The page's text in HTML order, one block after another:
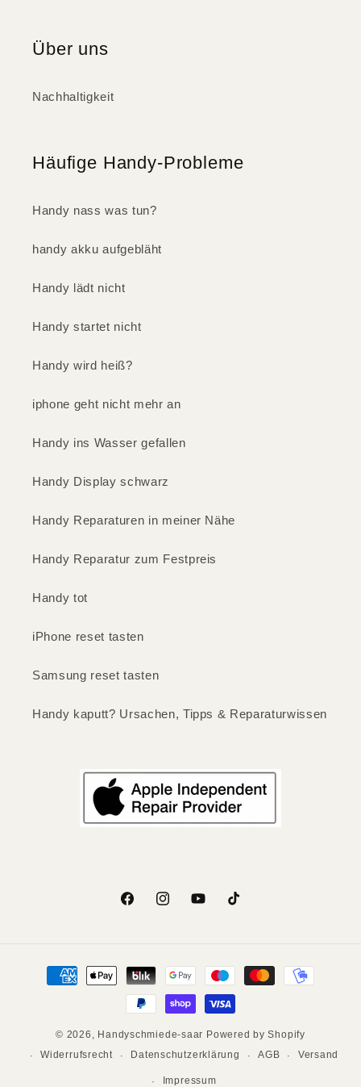
Über uns
Nachhaltigkeit
Häufige Handy-Probleme
Handy nass was tun?
handy akku aufgebläht
Handy lädt nicht
Handy startet nicht
Handy wird heiß?
iphone geht nicht mehr an
Handy ins Wasser gefallen
Handy Display schwarz
Handy Reparaturen in meiner Nähe
Handy Reparatur zum Festpreis
Handy tot
iPhone reset tasten
Samsung reset tasten
Handy kaputt? Ursachen, Tipps & Reparaturwissen
FacebookInstagramYouTubeTikTok
Zahlungsmethoden
© 2026, Handyschmiede-saar Powered by Shopify
Widerrufsrecht
Datenschutzerklärung AGB Versand
Impressum